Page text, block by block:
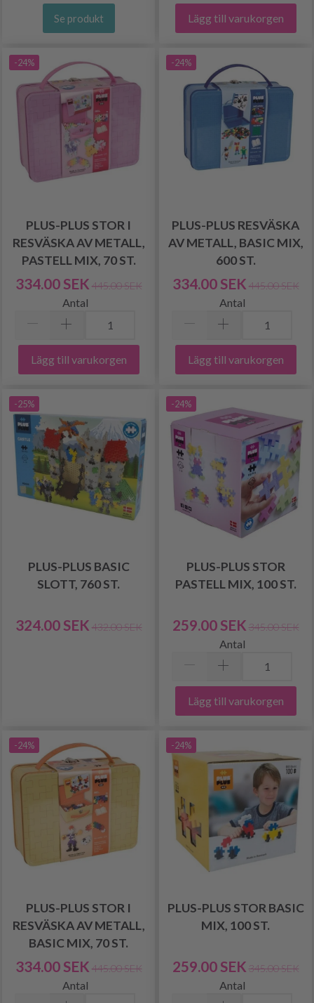
Se produkt Lägg till varukorgen
-24%
PLUS-PLUS STOR I
RESVÄSKA AV METALL,
PASTELL MIX, 70 ST.
334.00 SEK 445.00 SEK
Antal
Lägg till varukorgen
-24%
PLUS-PLUS RESVÄSKA
AV METALL, BASIC MIX,
600 ST.
334.00 SEK 445.00 SEK
Antal
Lägg till varukorgen
-25%
PLUS-PLUS BASIC
SLOTT, 760 ST.
324.00 SEK 432.00 SEK
-24%
PLUS-PLUS STOR
PASTELL MIX, 100 ST.
259.00 SEK 345.00 SEK
Antal
Lägg till varukorgen
-24%
PLUS-PLUS STOR I
RESVÄSKA AV METALL,
BASIC MIX, 70 ST.
334.00 SEK 445.00 SEK
Antal
-24%
PLUS-PLUS STOR BASIC
MIX, 100 ST.
259.00 SEK 345.00 SEK
Antal